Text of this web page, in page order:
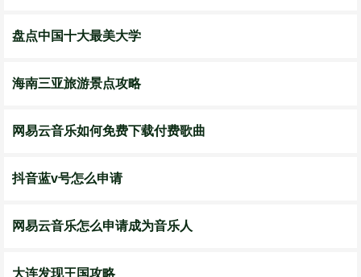
盘点中国十大最美大学
海南三亚旅游景点攻略
网易云音乐如何免费下载付费歌曲
抖音蓝v号怎么申请
网易云音乐怎么申请成为音乐人
大连发现王国攻略